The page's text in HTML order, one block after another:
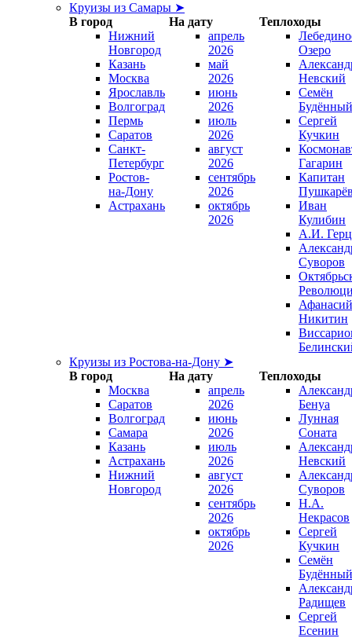
Круизы из Самары ➤
В город
На дату
Теплоходы
Нижний
Новгород
Казань
Москва
Ярославль
Волгоград
Пермь
Саратов
Санкт-
Петербург
Ростов-
на-Дону
Астрахань
апрель
2026
май
2026
июнь
2026
июль
2026
август
2026
сентябрь
2026
октябрь
2026
Озеро
Невский
Семён
Будённый
Сергей
Кучкин
Гагарин
Капитан
Иван
Кулибин
А.И.
Суворов
Афанасий
Никитин
Круизы из Ростова-на-Дону ➤
В город
На дату
Теплоходы
Москва
Саратов
Волгоград
Самара
Казань
Астрахань
Нижний
Новгород
апрель
2026
июнь
2026
июль
2026
август
2026
сентябрь
2026
октябрь
2026
Бенуа
Лунная
Соната
Невский
Суворов
Н.А.
Некрасов
Сергей
Кучкин
Семён
Будённый
Радищев
Сергей
Есенин